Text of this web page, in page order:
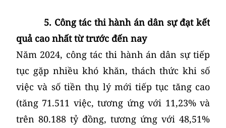
5. Công tác thi hành án dân sự đạt kết
quả cao nhất từ trước đến nay
Năm 2024, công tác thi hành án dân sự tiếp
tục gặp nhiều khó khăn, thách thức khi số
việc và số tiền thụ lý mới tiếp tục tăng cao
(tăng 71.511 việc, tương ứng với 11,23% và
trên 80.188 tỷ đồng, tương ứng với 48,51%